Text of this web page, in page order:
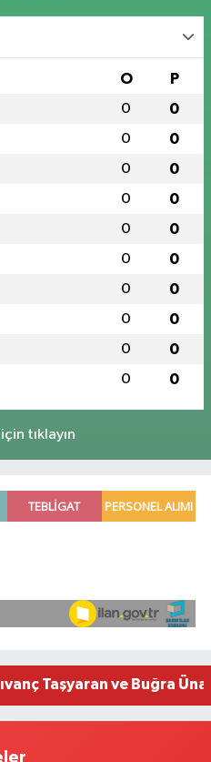
O P
0 0
0 0
0 0
0 0
0 0
0 0
0 0
0 0
0 0
0 0
tıklayın
3 kişi yaralandı
destekli 'huzur ve güven'